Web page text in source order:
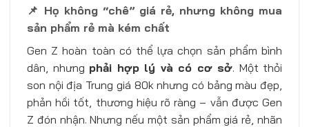
📌 Họ không “chê” giá rẻ, nhưng không mua
sản phẩm rẻ mà kém chất
Gen Z hoàn toàn có thể lựa chọn sản phẩm bình
dân, nhưng phải hợp lý và có cơ sở. Một thỏi
son nội địa Trung giá 80k nhưng có bảng màu đẹp,
phản hồi tốt, thương hiệu rõ ràng – vẫn được Gen
Z đón nhận. Nhưng nếu một sản phẩm giá rẻ, nhãn